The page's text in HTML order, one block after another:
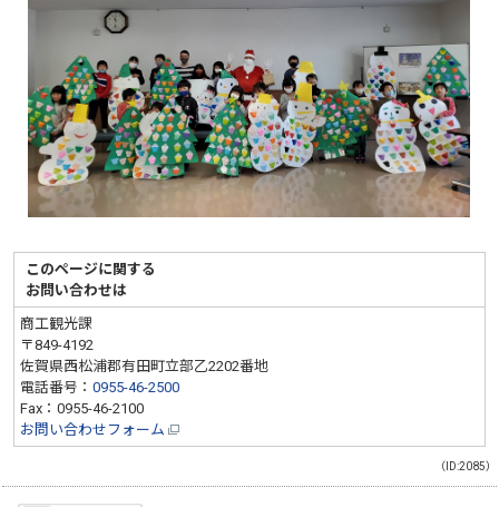
このページに関する
お問い合わせは
商工観光課
〒849-4192
佐賀県西松浦郡有田町立部乙2202番地
電話番号：0955-46-2500
Fax：0955-46-2100
お問い合わせフォーム
（ID:2085）